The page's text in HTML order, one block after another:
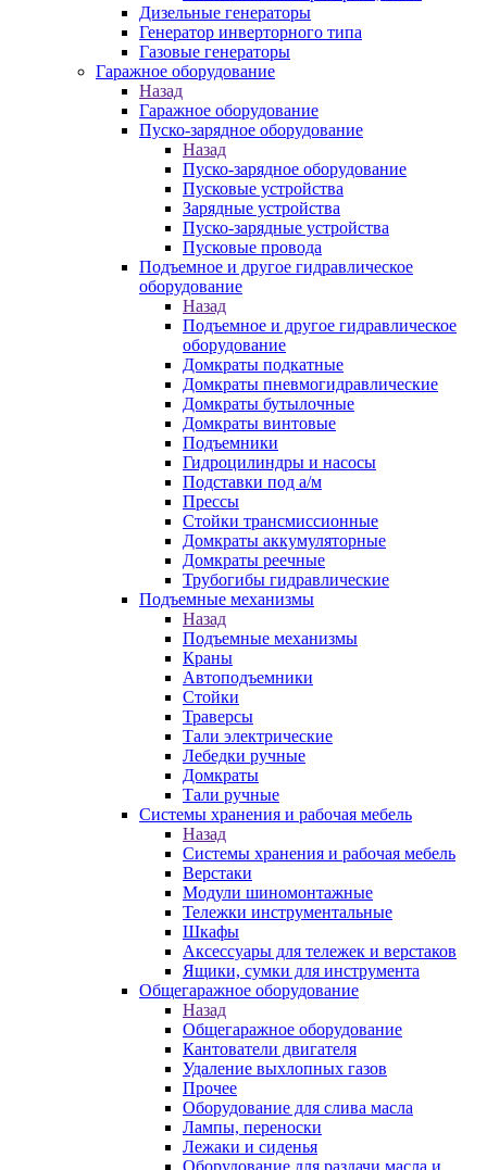
Дизельные генераторы
Генератор инверторного типа
Газовые генераторы
Гаражное оборудование
Назад
Гаражное оборудование
Пуско-зарядное оборудование
Назад
Пуско-зарядное оборудование
Пусковые устройства
Зарядные устройства
Пуско-зарядные устройства
Пусковые провода
Подъемное и другое гидравлическое
оборудование
Назад
Подъемное и другое гидравлическое
оборудование
Домкраты подкатные
Домкраты пневмогидравлические
Домкраты бутылочные
Домкраты винтовые
Подъемники
Гидроцилиндры и насосы
Подставки под а/м
Прессы
Стойки трансмиссионные
Домкраты аккумуляторные
Домкраты реечные
Трубогибы гидравлические
Подъемные механизмы
Назад
Подъемные механизмы
Краны
Автоподъемники
Стойки
Траверсы
Тали электрические
Лебедки ручные
Домкраты
Тали ручные
Системы хранения и рабочая мебель
Назад
Системы хранения и рабочая мебель
Верстаки
Модули шиномонтажные
Тележки инструментальные
Шкафы
Аксессуары для тележек и верстаков
Ящики, сумки для инструмента
Общегаражное оборудование
Назад
Общегаражное оборудование
Кантователи двигателя
Удаление выхлопных газов
Прочее
Оборудование для слива масла
Лампы, переноски
Лежаки и сиденья
Оборудование для раздачи масла и